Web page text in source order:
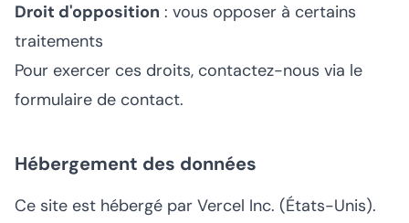
Droit d'opposition : vous opposer à certains
traitements
Pour exercer ces droits, contactez-nous via le
formulaire de contact.
Hébergement des données
Ce site est hébergé par Vercel Inc. (États-Unis).